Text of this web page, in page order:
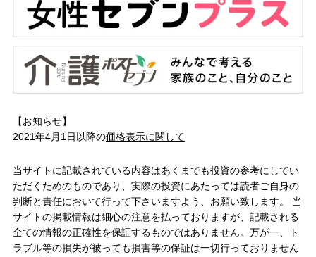
【お知らせ】
2021年4月1日以降の価格表示に関して
当サイトに記載されている内容はあくまでも投資の参考にしてい
ただくためのものであり、実際の投資にあたっては読者ご自身の
判断と責任において行って下さいますよう、お願い致します。 当
サイトの掲載情報は細心の注意を払っておりますが、記載される
全ての情報の正確性を保証するものではありません。万が一、ト
ラブル等の損失が被っても損害等の保証は一切行っておりません